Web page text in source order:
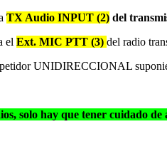
TX Audio INPUT (2) del
el Ext. MIC PTT (3) del radio
UNIDIRECCIONAL
solo hay que tener cuidado